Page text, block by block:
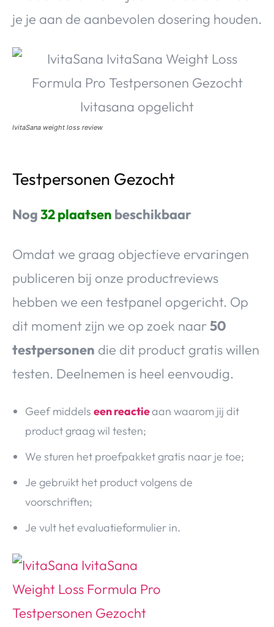
je je aan de aanbevolen dosering houden.
IvitaSana weight loss review
Testpersonen Gezocht
Nog32 plaatsen beschikbaar
Omdat we graag objectieve ervaringen
publiceren bij onze productreviews
hebben we een testpanel opgericht. Op
dit moment zijn we op zoek naar50
testpersonen die dit product gratis willen
testen. Deelnemen is heel eenvoudig.
Geef middels een reactieaan waarom jij dit
product graag wil testen;
We sturen het proefpakket gratis naar je toe;
Je gebruikt het product volgens de
voorschriften;
Je vult het evaluatieformulier in.